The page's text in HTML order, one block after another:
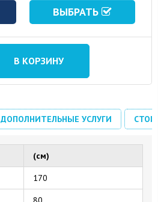
ВЫБРАТЬ
В КОРЗИНУ
ДОПОЛНИТЕЛЬНЫЕ УСЛУГИ
(см)
170